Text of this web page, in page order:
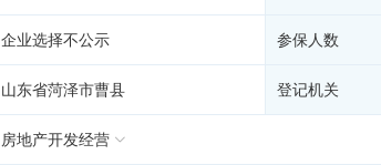
企业选择不公示 参保人数
山东省菏泽市曹县 登记机关
房地产开发经营